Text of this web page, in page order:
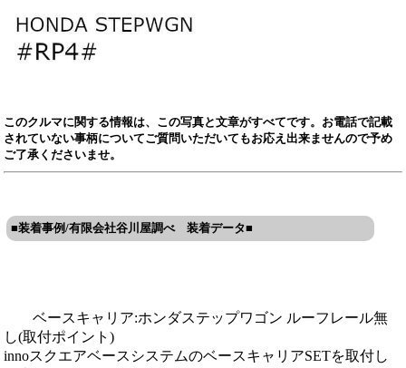
このクルマに関する情報は、この写真と文章がすべてです。お電話で記載
されていない事柄についてご質問いただいてもお応え出来ませんので予め
ご了承くださいませ。
■装着事例/有限会社谷川屋調べ 装着データ■
ベースキャリア:ホンダステップワゴン ルーフレール無
し(取付ポイント)
innoスクエアベースシステムのベースキャリアSETを取付し